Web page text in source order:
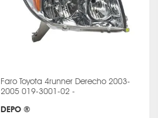
Faro Toyota 4runner Derecho 2003-
2005 019-3001-02 -
DEPO ®